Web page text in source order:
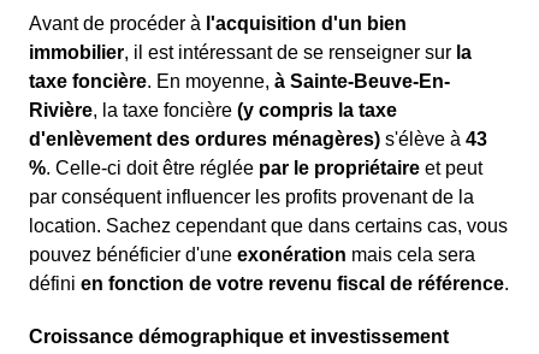
Avant de procéder à l'acquisition d'un bien
immobilier, il est intéressant de se renseigner sur la
taxe foncière. En moyenne, à Sainte-Beuve-En-
Rivière, la taxe foncière (y compris la taxe
d'enlèvement des ordures ménagères) s'élève à 43
%. Celle-ci doit être réglée par le propriétaire et peut
par conséquent influencer les profits provenant de la
location. Sachez cependant que dans certains cas, vous
pouvez bénéficier d'une exonération mais cela sera
défini en fonction de votre revenu fiscal de référence.
Croissance démographique et investissement